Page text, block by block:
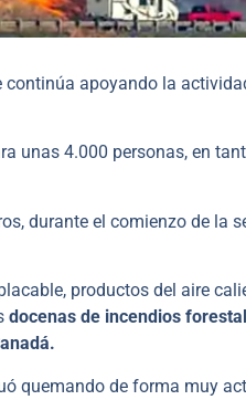
apoyando la
unas 4.000 personas, en
durante el comienzo de la
productos del aire
docenas de incendios
quemando de forma muy